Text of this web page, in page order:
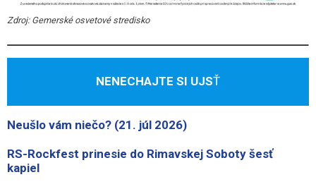
Zdroj: Gemerské osvetové stredisko
NENECHAJTE SI UJSŤ
Neušlo vám niečo? (21. júl 2026)
RS-Rockfest prinesie do Rimavskej Soboty šesť
kapiel